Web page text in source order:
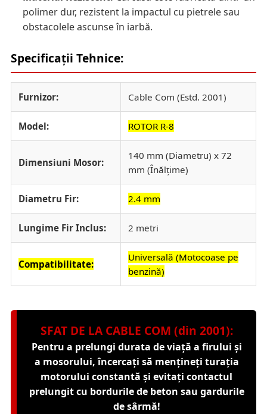
polimer dur, rezistent la impactul cu pietrele sau
obstacolele ascunse în iarbă.
Specificații Tehnice:
Furnizor: Cable Com (Estd. 2001)
Model: ROTOR R-8
Dimensiuni Mosor:
140 mm (Diametru) x 72
mm (Înălțime)
Diametru Fir: 2.4 mm
Lungime Fir Inclus: 2 metri
Compatibilitate:
Universală (Motocoase pe
benzină)
SFAT DE LA CABLE COM (din 2001):
Pentru a prelungi durata de viață a firului și
a mosorului, încercați să mențineți turația
motorului constantă și evitați contactul
prelungit cu bordurile de beton sau gardurile
de sârmă!